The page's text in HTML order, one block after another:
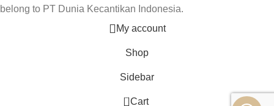
belong to PT Dunia Kecantikan Indonesia.
My account
Shop
Sidebar
0 Cart